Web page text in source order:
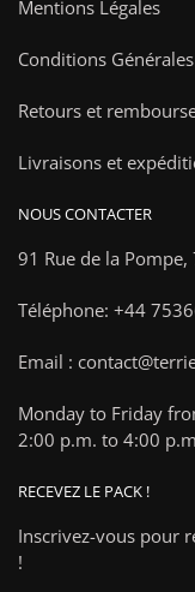
Mentions Légales
Conditions
Retours et
Livraisons et
NOUS CONTACTER
91 Rue de la Pompe,
Téléphone: +44
Email :
Monday to Friday
2:00 p.m. to 4:00
RECEVEZ LE PACK !
Inscrivez-vous pour
!